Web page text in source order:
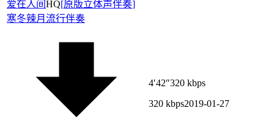
爱在人间HQ[原版立体声伴奏]
寒冬辣月 流行伴奏
4′42″320 kbps
320 kbps2019-01-27